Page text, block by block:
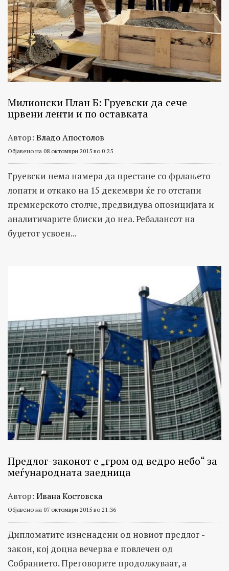
Милионски План Б: Груевски да сече
црвени ленти и по оставката
Автор: Владо Апостолов
Објавено на 08 октомври 2015 во 0:25
Груевски нема намера да престане со фрлањето
лопати и откако на 15 декември ќе го отстапи
премиерското столче, предвидува опозицијата и
аналитичарите блиски до неа. Ребалансот на
буџетот усвоен...
Предлог-законот е „гром од ведро небо“ за
меѓународната заедница
Автор: Ивана Костовска
Објавено на 07 октомври 2015 во 21:36
Дипломатите изненадени од новиот предлог -
закон, кој доцна вечерва е повлечен од
Собранието. Преговорите продолжуваат, а